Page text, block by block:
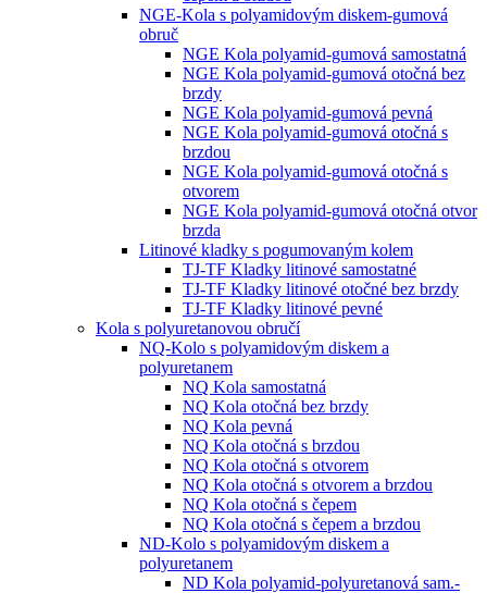
NGE-Kola s polyamidovým diskem-gumová
obruč
NGE Kola polyamid-gumová samostatná
NGE Kola polyamid-gumová otočná bez
brzdy
NGE Kola polyamid-gumová pevná
NGE Kola polyamid-gumová otočná s
brzdou
NGE Kola polyamid-gumová otočná s
otvorem
NGE Kola polyamid-gumová otočná otvor
brzda
Litinové kladky s pogumovaným kolem
TJ-TF Kladky litinové samostatné
TJ-TF Kladky litinové otočné bez brzdy
TJ-TF Kladky litinové pevné
Kola s polyuretanovou obručí
NQ-Kolo s polyamidovým diskem a
polyuretanem
NQ Kola samostatná
NQ Kola otočná bez brzdy
NQ Kola pevná
NQ Kola otočná s brzdou
NQ Kola otočná s otvorem
NQ Kola otočná s otvorem a brzdou
NQ Kola otočná s čepem
NQ Kola otočná s čepem a brzdou
ND-Kolo s polyamidovým diskem a
polyuretanem
ND Kola polyamid-polyuretanová sam.-